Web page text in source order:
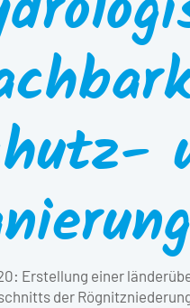
Erstellung einer
der